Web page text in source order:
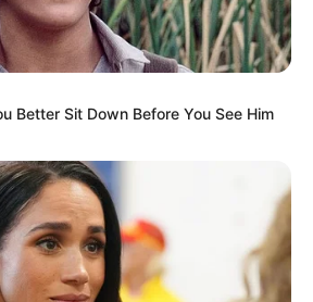
Better Sit Down Before You See Him